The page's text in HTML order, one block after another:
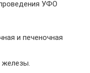
УФО
и печеночная
железы.